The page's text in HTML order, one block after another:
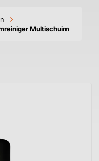
Multischuim